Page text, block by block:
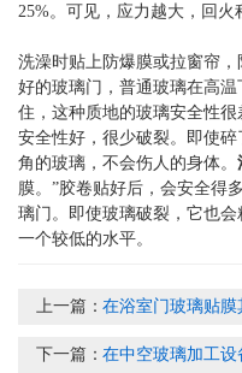
25%。可见，应力越大，回火
洗澡时贴上防爆膜或拉窗帘
好的玻璃门，普通玻璃在高
住，这种质地的玻璃安全性
安全性好，很少破裂。即使
角的玻璃，不会伤人的身体。
膜。”胶卷贴好后，会安全得
璃门。即使玻璃破裂，它也
一个较低的水平。
上一篇：在浴室门玻璃贴膜
下一篇：在中空玻璃加工设